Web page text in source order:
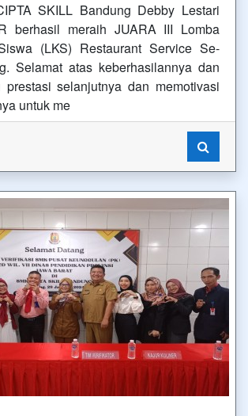
SKILL Bandung Debby Lestari
berhasil meraih JUARA III Lomba
(LKS) Restaurant Service Se-
Selamat atas keberhasilannya dan
prestasi selanjutnya dan memotivasi
untuk me